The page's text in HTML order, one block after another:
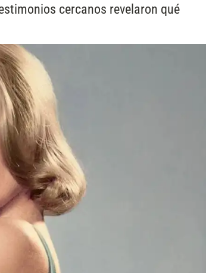
cercanos revelaron qué